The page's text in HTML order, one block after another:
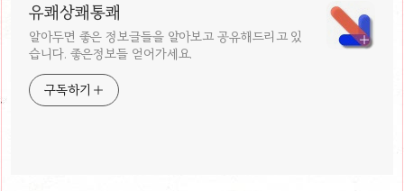
유쾌상쾌통쾌
알아두면 좋은 정보글들을 알아보고 공유해드리고 있
습니다. 좋은정보들 얻어가세요.
구독하기